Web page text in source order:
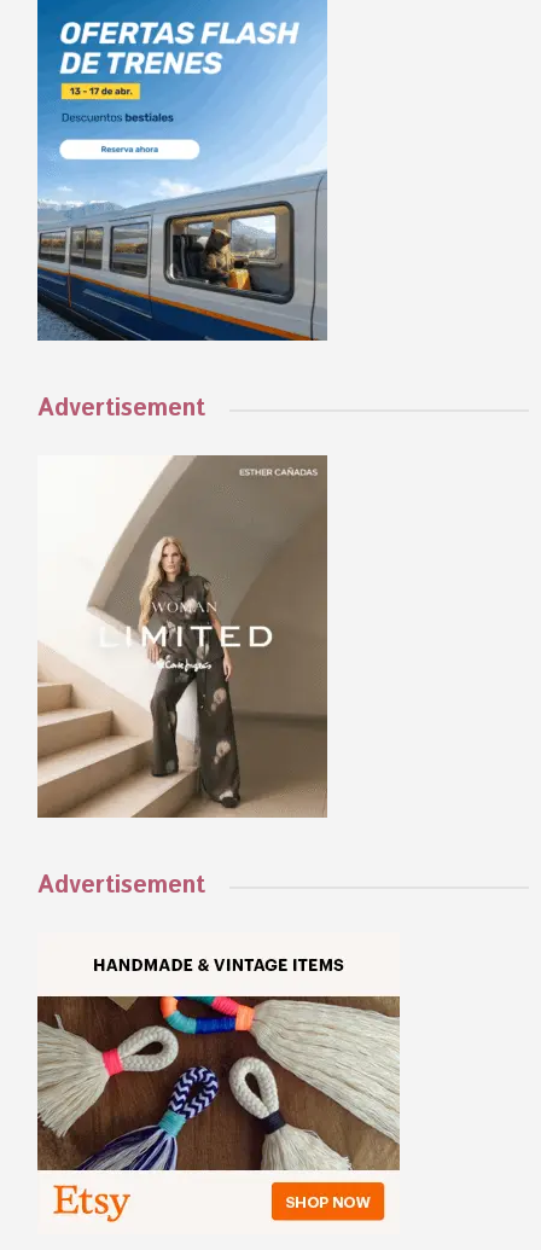
Advertisement
Advertisement